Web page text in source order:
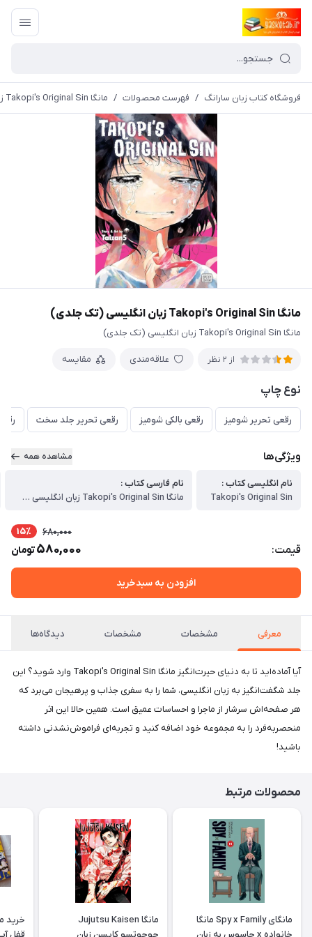
فروشگاه کتاب زبان سارانگ / فهرست محصولات / مانگا Takopi's Original Sin زبان انگلیسی (تک جلدی)
مانگا Takopi's Original Sin زبان انگلیسی (تک جلدی)
مانگا Takopi's Original Sin زبان انگلیسی (تک جلدی)
از 2 نظر علاقه‌مندی مقایسه
نوع چاپ
رقعی تحریر شومیز رقعی بالکی شومیز رقعی تحریر جلد سخت
ویژگی‌ها مشاهده همه
نام انگلیسی کتاب :
Takopi's Original Sin
نام فارسی کتاب :
مانگا Takopi's Original Sin زبان انگلیسی (تک جلدی)
قیمت:
680,000 15٪
580,000تومان
افزودن به سبدخرید
معرفی مشخصات مشخصات دیدگاه‌ها
آیا آماده‌اید تا به دنیای حیرت‌انگیز مانگا Takopi's Original Sin وارد شوید؟ این
جلد شگفت‌انگیز به زبان انگلیسی، شما را به سفری جذاب و پرهیجان می‌برد که
هر صفحه‌اش سرشار از ماجرا و احساسات عمیق است. همین حالا این اثر
منحصر‌به‌فرد را به مجموعه خود اضافه کنید و تجربه‌ای فراموش‌نشدنی داشته
باشید!
محصولات مرتبط
مانگای Spy x Family مانگا
خانواده x جاسوس به زبان
مانگا Jujutsu Kaisen
جوجوتسو کایسن زبان
قفل